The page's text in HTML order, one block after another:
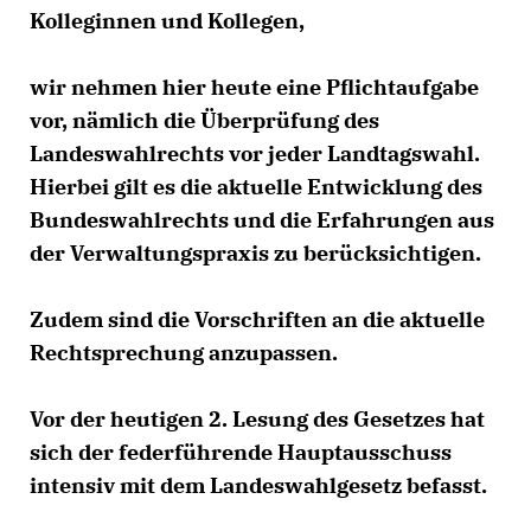
Kolleginnen und Kollegen,
wir nehmen hier heute eine Pflichtaufgabe
vor, nämlich die Überprüfung des
Landeswahlrechts vor jeder Landtagswahl.
Hierbei gilt es die aktuelle Entwicklung des
Bundeswahlrechts und die Erfahrungen aus
der Verwaltungspraxis zu berücksichtigen.
Zudem sind die Vorschriften an die aktuelle
Rechtsprechung anzupassen.
Vor der heutigen 2. Lesung des Gesetzes hat
sich der federführende Hauptausschuss
intensiv mit dem Landeswahlgesetz befasst.